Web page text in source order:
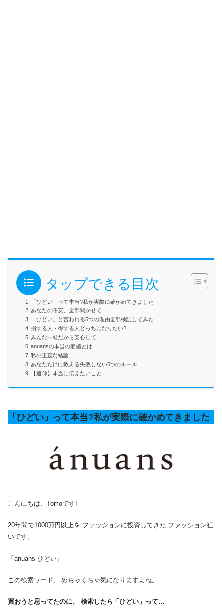
タップできる目次
「ひどい」って本当?私が実際に確かめてきました
あなたの不安、全部聞かせて
「ひどい」と言われる5つの理由全部検証してみた
損する人・得する人どっちになりたい?
みんな一緒だから安心して
anuansの本当の価値とは
私の正直な結論
あなただけに教える失敗しない5つのルール
【追伸】本当に伝えたいこと
「ひどい」って本当?私が実際に確かめてきました
こんにちは、Tomoです!
20年間で1000万円以上を ファッションに投資してきた ファッション狂
いです。
「anuans ひどい」
この検索ワード、 めちゃくちゃ気になりますよね。
買おうと思ってたのに、 検索したら「ひどい」って…